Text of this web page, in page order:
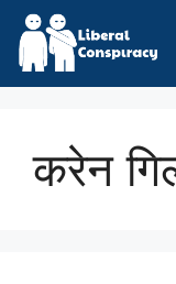
Skip
content
करेन